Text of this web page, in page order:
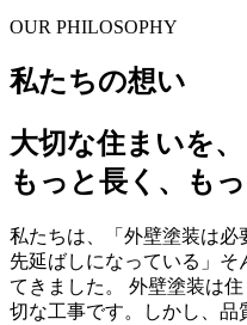
OUR PHILOSOPHY
私たちの想い
大切な住まいを、
もっと長く、もっ
私たちは、「外壁塗装は
先延ばしになっている」そ
てきました。 外壁塗装は
切な工事です。しかし、品